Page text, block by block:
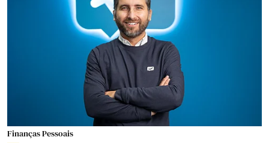
Finanças Pessoais